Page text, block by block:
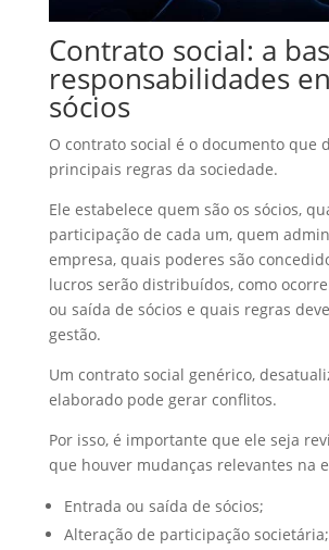
Contrato social: a
responsabilidades
sócios
O contrato social é o documento que
principais regras da sociedade.
Ele estabelece quem são os sócios,
participação de cada um, quem
empresa, quais poderes são
lucros serão distribuídos, como
ou saída de sócios e quais regras
gestão.
Um contrato social genérico,
elaborado pode gerar conflitos.
Por isso, é importante que ele seja
que houver mudanças relevantes na
Entrada ou saída de sócios;
Alteração de participação societária;